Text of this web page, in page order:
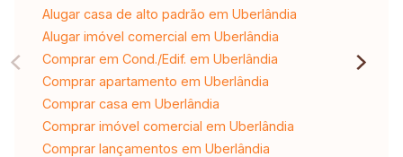
Alugar casa de alto padrão em Uberlândia
Alugar imóvel comercial em Uberlândia
Comprar em Cond./Edif. em Uberlândia
Comprar apartamento em Uberlândia
Comprar casa em Uberlândia
Comprar imóvel comercial em Uberlândia
Comprar lançamentos em Uberlândia